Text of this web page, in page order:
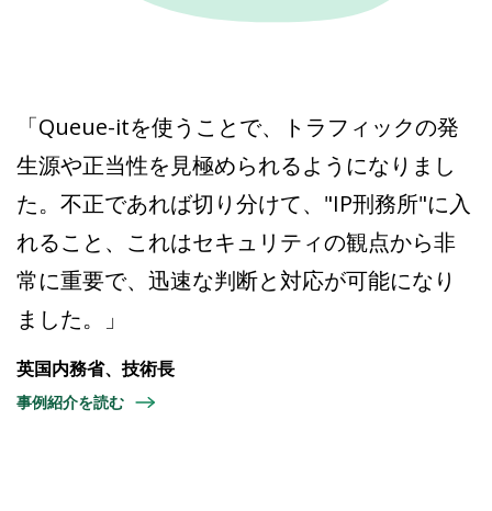
「Queue-itを使うことで、トラフィックの発
生源や正当性を見極められるようになりまし
た。不正であれば切り分けて、"IP刑務所"に入
れること、これはセキュリティの観点から非
常に重要で、迅速な判断と対応が可能になり
ました。」
英国内務省、技術長
事例紹介を読む